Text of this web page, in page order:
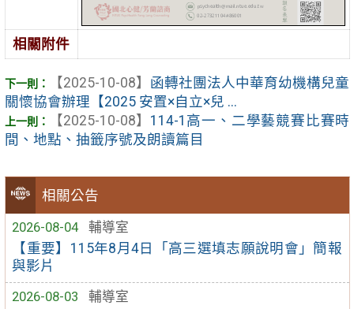
相關公告
2026-08-04
輔導室
【重要】115年8月4日「高三選填志願說明會」簡報
與影片
2026-08-03
輔導室
相關附件
【2025-10-08】 函轉社團法人中華育幼機構兒童
關懷協會辦理【2025 安置×自立×兒 ...
【2025-10-08】 114-1高一、二學藝競賽比賽時
間、地點、抽籤序號及朗讀篇目